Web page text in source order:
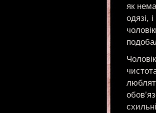
як
одязі,